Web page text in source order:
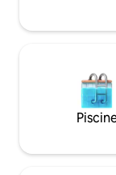
besoins de